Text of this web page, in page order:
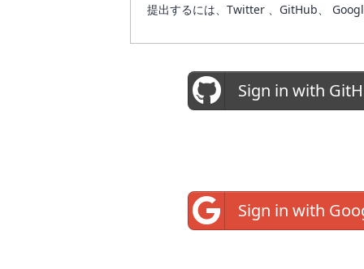
5)
4,
4,
提出するには、Twitter 、GitHub、
Sign in with
Sign in with